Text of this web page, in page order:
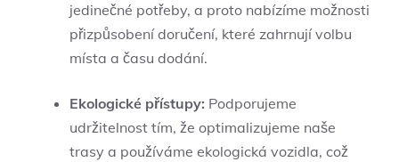
jedinečné potřeby, a proto nabízíme možnosti
přizpůsobení doručení, které zahrnují volbu
místa a času dodání.
Ekologické přístupy: Podporujeme
udržitelnost tím, že optimalizujeme naše
trasy a používáme ekologická vozidla, což